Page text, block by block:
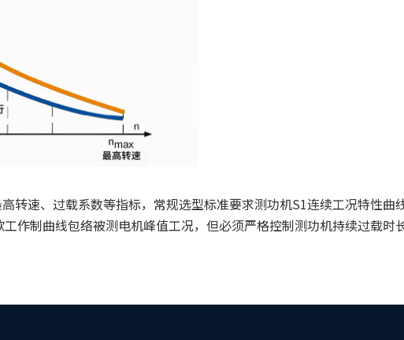
转速、过载系数等指标，常规选型标准要求测功机S1连续工况特性
作制曲线包络被测电机峰值工况，但必须严格控制测功机持续过载时